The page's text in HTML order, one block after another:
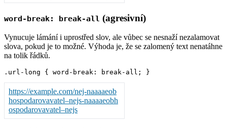
word-break: break-all (agresivní)
Vynucuje lámání i uprostřed slov, ale vůbec se nesnaží nezalamovat
slova, pokud je to možné. Výhoda je, že se zalomený text nenatáhne
na tolik řádků.
https://example.com/nej-naaaaeob
hospodarovavatel–nejs-naaaaeobh
ospodarovavatel–nejs